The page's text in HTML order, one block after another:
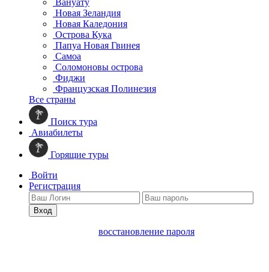
Вануату
Новая Зеландия
Новая Каледония
Острова Кука
Папуа Новая Гвинея
Самоа
Соломоновы острова
Фиджи
Французская Полинезия
Все страны
Поиск тура
Авиабилеты
Горящие туры
Войти
Регистрация
Вход
восстановление пароля